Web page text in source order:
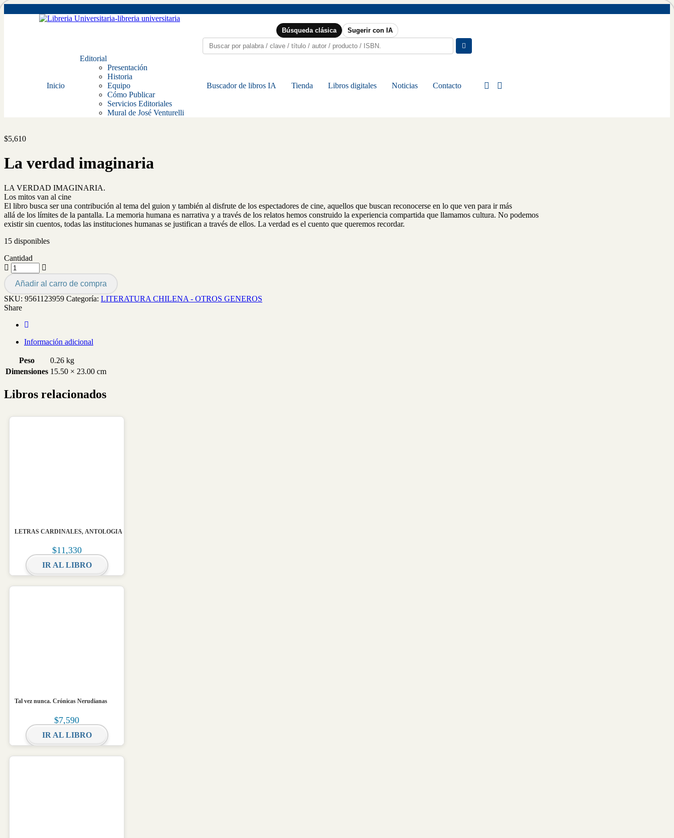
Búsqueda clásica Sugerir con IA
Inicio
Editorial
Presentación
Historia
Equipo
Cómo Publicar
Servicios Editoriales
Mural de José Venturelli
Buscador de libros IA Tienda Libros digitales Noticias Contacto
$5,610
La verdad imaginaria
LA VERDAD IMAGINARIA.
Los mitos van al cine
El libro busca ser una contribución al tema del guion y también al disfrute de los espectadores de cine, aquellos que buscan reconocerse en lo que ven para ir más
allá de los límites de la pantalla. La memoria humana es narrativa y a través de los relatos hemos construido la experiencia compartida que llamamos cultura. No podemos
existir sin cuentos, todas las instituciones humanas se justifican a través de ellos. La verdad es el cuento que queremos recordar.
15 disponibles
Cantidad
Añadir al carro de compra
SKU: 9561123959 Categoría: LITERATURA CHILENA - OTROS GENEROS
Share
Información adicional
Peso
0.26 kg
Dimensiones 15.50 × 23.00 cm
Libros relacionados
LETRAS CARDINALES, ANTOLOGIA
$11,330
IR AL LIBRO
Tal vez nunca. Crónicas Nerudianas
$7,590
IR AL LIBRO